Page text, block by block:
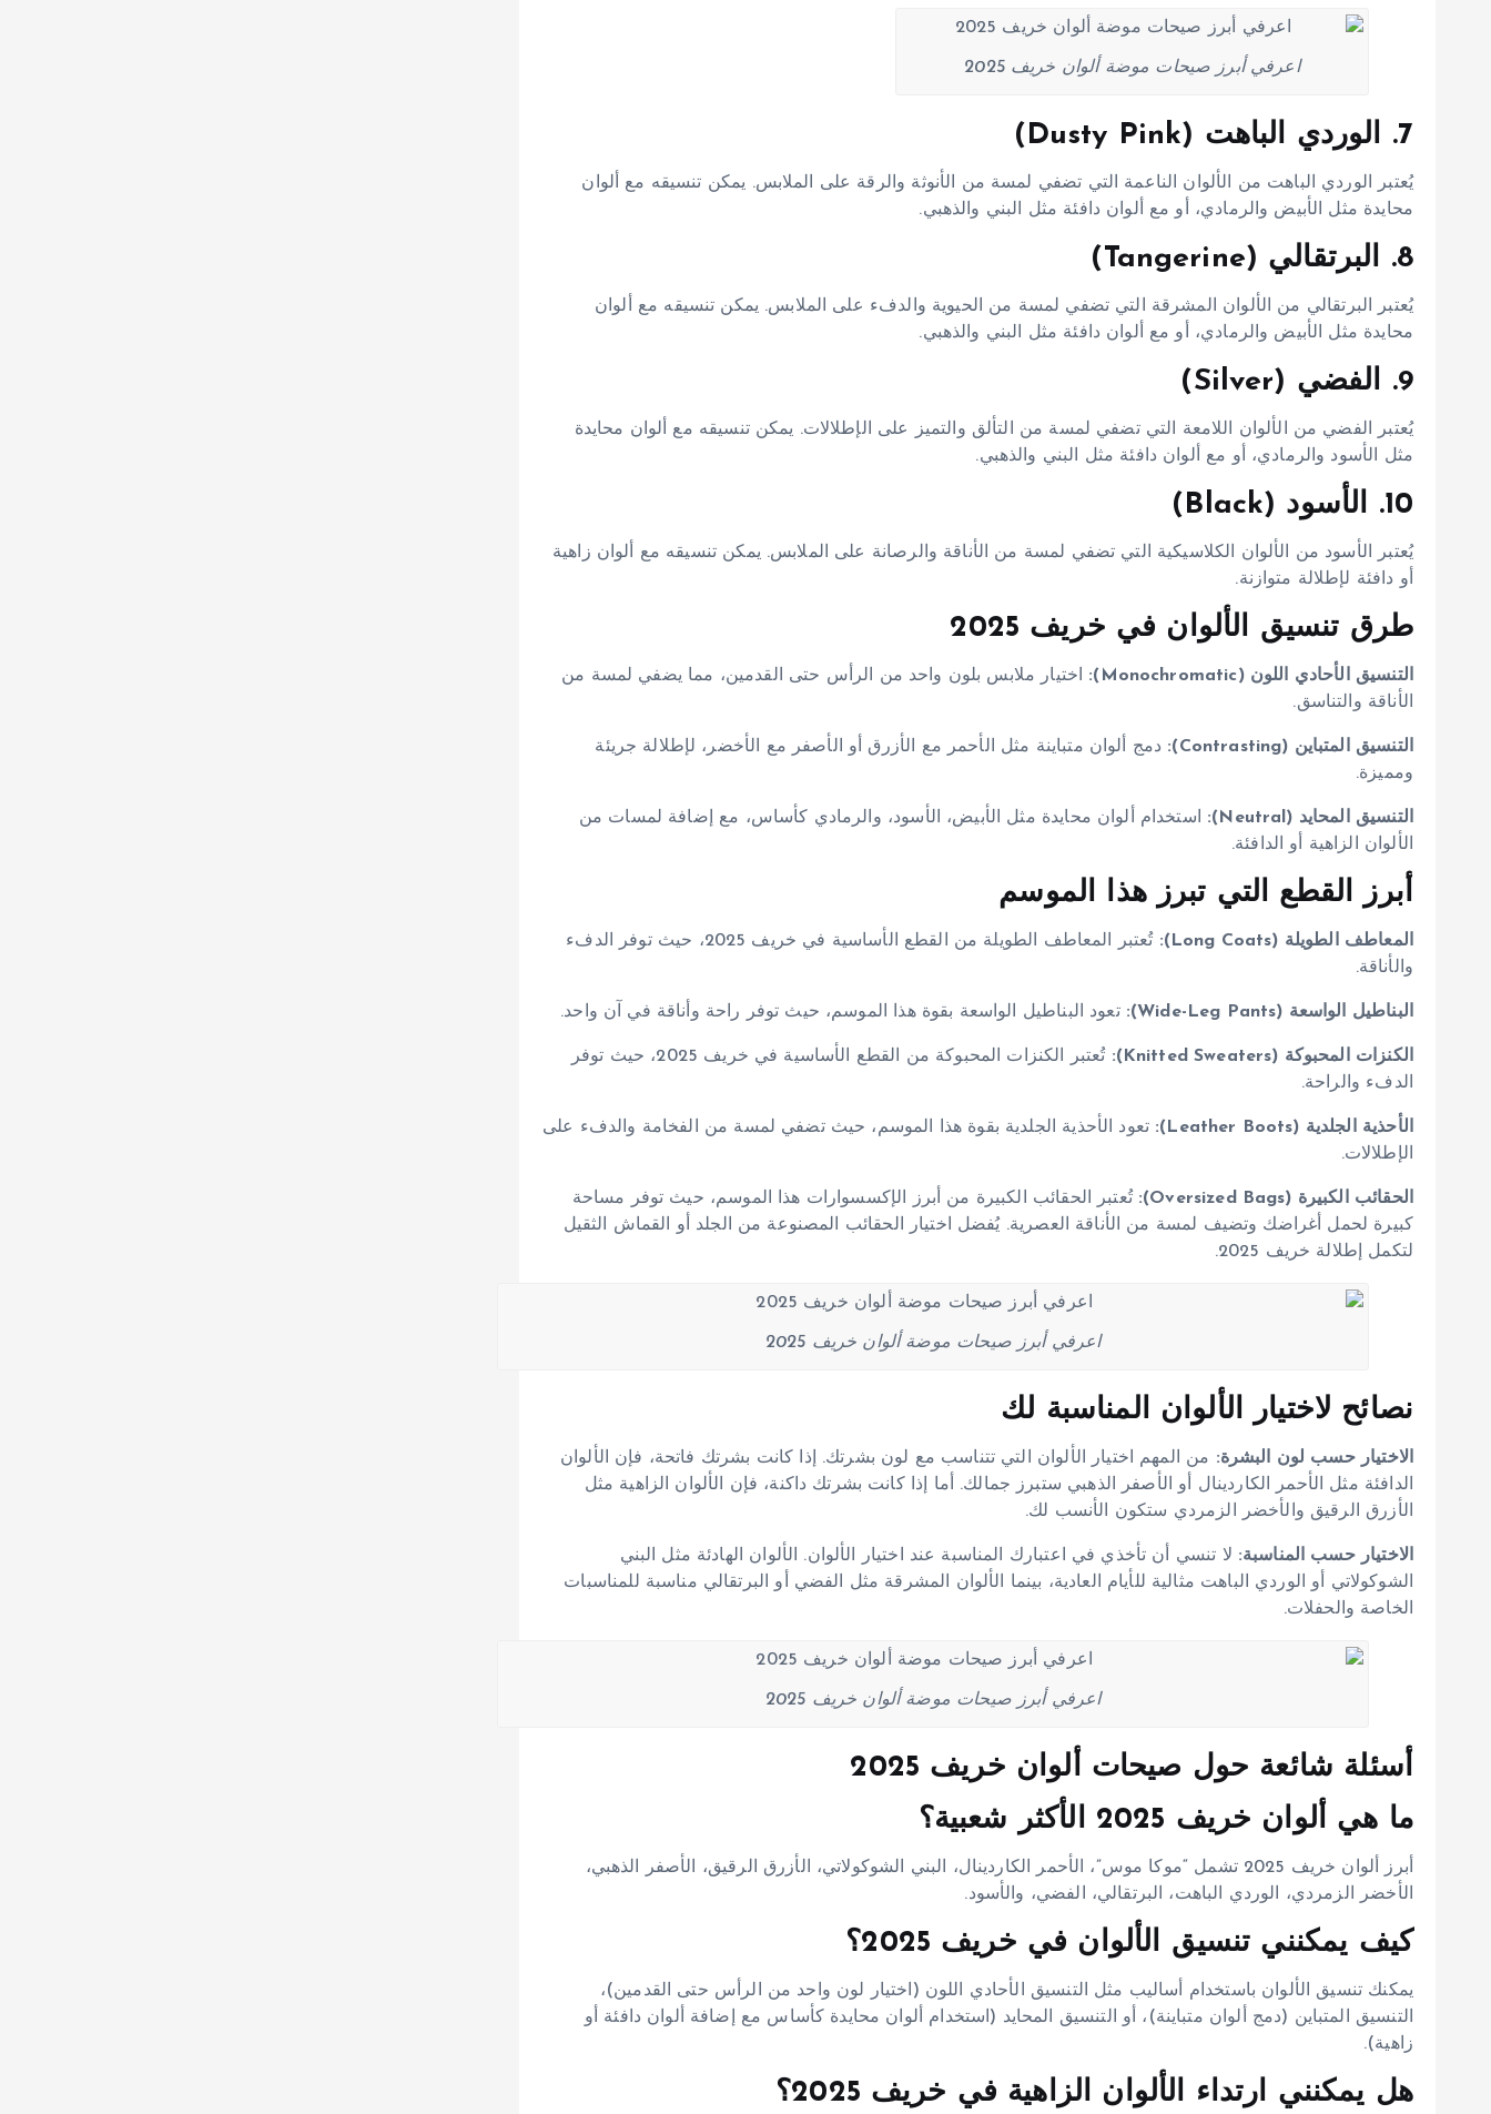
اعرفي أبرز صيحات موضة ألوان خريف 2025
7. الوردي الباهت (Dusty Pink)
يُعتبر الوردي الباهت من الألوان الناعمة التي تضفي لمسة من الأنوثة والرقة على الملابس. يمكن تنسيقه مع ألوان
محايدة مثل الأبيض والرمادي، أو مع ألوان دافئة مثل البني والذهبي.
8. البرتقالي (Tangerine)
يُعتبر البرتقالي من الألوان المشرقة التي تضفي لمسة من الحيوية والدفء على الملابس. يمكن تنسيقه مع ألوان
محايدة مثل الأبيض والرمادي، أو مع ألوان دافئة مثل البني والذهبي.
9. الفضي (Silver)
يُعتبر الفضي من الألوان اللامعة التي تضفي لمسة من التألق والتميز على الإطلالات. يمكن تنسيقه مع ألوان محايدة
مثل الأسود والرمادي، أو مع ألوان دافئة مثل البني والذهبي.
10. الأسود (Black)
يُعتبر الأسود من الألوان الكلاسيكية التي تضفي لمسة من الأناقة والرصانة على الملابس. يمكن تنسيقه مع ألوان زاهية
أو دافئة لإطلالة متوازنة.
طرق تنسيق الألوان في خريف 2025
التنسيق الأحادي اللون (Monochromatic):
اختيار ملابس بلون واحد من الرأس حتى القدمين، مما يضفي لمسة من
الأناقة والتناسق.
التنسيق المتباين (Contrasting):
دمج ألوان متباينة مثل الأحمر مع الأزرق أو الأصفر مع الأخضر، لإطلالة جريئة
ومميزة.
التنسيق المحايد (Neutral):
استخدام ألوان محايدة مثل الأبيض، الأسود، والرمادي كأساس، مع إضافة لمسات من
الألوان الزاهية أو الدافئة.
أبرز القطع التي تبرز هذا الموسم
المعاطف الطويلة (Long Coats):
تُعتبر المعاطف الطويلة من القطع الأساسية في خريف 2025، حيث توفر الدفء
والأناقة.
البناطيل الواسعة (Wide-Leg Pants): تعود البناطيل الواسعة بقوة هذا الموسم، حيث توفر راحة وأناقة في آن واحد.
الكنزات المحبوكة (Knitted Sweaters):
تُعتبر الكنزات المحبوكة من القطع الأساسية في خريف 2025، حيث توفر
الدفء والراحة.
الأحذية الجلدية (Leather Boots):
تعود الأحذية الجلدية بقوة هذا الموسم، حيث تضفي لمسة من الفخامة والدفء على
الإطلالات.
الحقائب الكبيرة (Oversized Bags):
تُعتبر الحقائب الكبيرة من أبرز الإكسسوارات هذا الموسم، حيث توفر مساحة
كبيرة لحمل أغراضك وتضيف لمسة من الأناقة العصرية. يُفضل اختيار الحقائب المصنوعة من الجلد أو القماش الثقيل
لتكمل إطلالة خريف 2025.
اعرفي أبرز صيحات موضة ألوان خريف 2025
نصائح لاختيار الألوان المناسبة لك
الاختيار حسب لون البشرة: من المهم اختيار الألوان التي تتناسب مع لون بشرتك. إذا كانت بشرتك فاتحة، فإن الألوان
الدافئة مثل الأحمر الكاردينال أو الأصفر الذهبي ستبرز جمالك. أما إذا كانت بشرتك داكنة، فإن الألوان الزاهية مثل
الأزرق الرقيق والأخضر الزمردي ستكون الأنسب لك.
الاختيار حسب المناسبة: لا تنسي أن تأخذي في اعتبارك المناسبة عند اختيار الألوان. الألوان الهادئة مثل البني
الشوكولاتي أو الوردي الباهت مثالية للأيام العادية، بينما الألوان المشرقة مثل الفضي أو البرتقالي مناسبة للمناسبات
الخاصة والحفلات.
اعرفي أبرز صيحات موضة ألوان خريف 2025
أسئلة شائعة حول صيحات ألوان خريف 2025
ما هي ألوان خريف 2025 الأكثر شعبية؟
أبرز ألوان خريف 2025 تشمل “موكا موس”، الأحمر الكاردينال، البني الشوكولاتي، الأزرق الرقيق، الأصفر الذهبي،
الأخضر الزمردي، الوردي الباهت، البرتقالي، الفضي، والأسود.
كيف يمكنني تنسيق الألوان في خريف 2025؟
يمكنك تنسيق الألوان باستخدام أساليب مثل التنسيق الأحادي اللون (اختيار لون واحد من الرأس حتى القدمين)،
التنسيق المتباين (دمج ألوان متباينة)، أو التنسيق المحايد (استخدام ألوان محايدة كأساس مع إضافة ألوان دافئة أو
زاهية).
هل يمكنني ارتداء الألوان الزاهية في خريف 2025؟